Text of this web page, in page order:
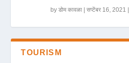
byडोम कावळा |सप्टेंबर 16, 2021
TOURISM